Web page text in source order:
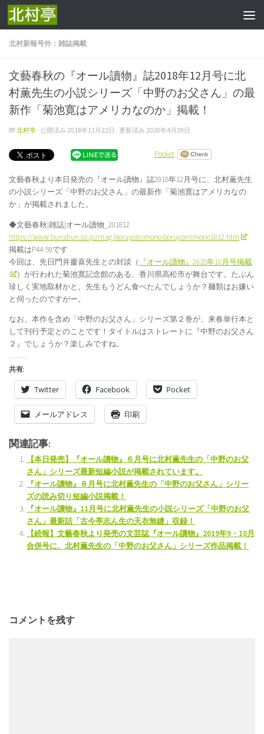
コンテンツへスキップ
北村新報号外：雑誌掲載
文藝春秋の『オール讀物』誌2018年12月号に北
村薫先生の小説シリーズ「中野のお父さん」の最
新作「菊池寛はアメリカなのか」掲載！
BY北村亭 · 公開済み 2018年11月22日 · 更新済み 2020年4月29日
Pocket
文藝春秋より本日発売の『オール讀物』誌2018年12月号に、北村薫先生
の小説シリーズ「中野のお父さん」の最新作「菊池寛はアメリカなの
か」が掲載されました。
◆文藝春秋|雑誌|オール讀物_201812
https://www.bunshun.co.jp/mag/ooruyomimono/ooruyomimono1812.htm
掲載はP44-59です
今回は、先日門井慶喜先生との対談（ 『オール讀物』2018年10月号掲載
）が行われた菊池寛記念館のある、香川県高松市が舞台です。たぶん
珍しく実地取材かと。先生もうどん食べたんでしょうか？麺類はお嫌い
と伺ったのですがー。
なお、本作を含め「中野のお父さん」シリーズ第２巻が、来春単行本と
して刊行予定とのことです！タイトルはストレートに『中野のお父さん
２』でしょうか？楽しみですね。
共有:
Twitter Facebook Pocket
メールアドレス 印刷
関連記事:
【本日発売】『オール讀物』６月号に北村薫先生の「中野のお父
さん」シリーズ最新短編小説が掲載されています。
『オール讀物』８月号に北村薫先生の「中野のお父さん」シリー
ズの読み切り短編小説掲載！
『オール讀物』11月号に北村薫先生の小説シリーズ「中野のお父
さん」最新話「古今亭志ん生の天衣無縫」収録！
【続報】文藝春秋より発売の文芸誌『オール讀物』2019年9・10月
合併号に、北村薫先生の「中野のお父さん」シリーズ作品掲載！
コメントを残す